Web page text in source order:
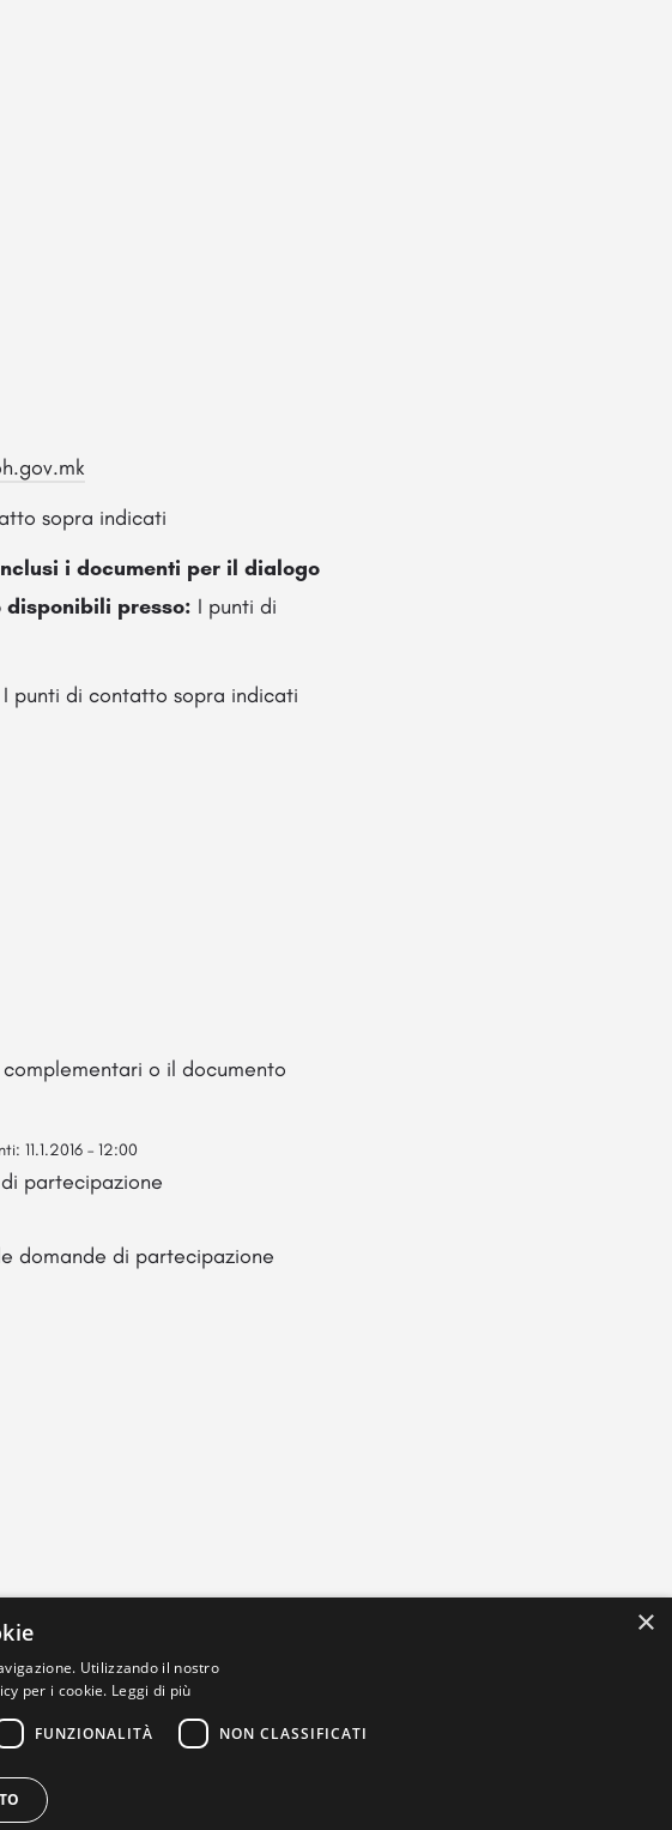
sopra indicati
i documenti per il dialogo
disponibili presso: I punti di
I punti di contatto sopra indicati
o il documento
11.1.2016 – 12:00
partecipazione
domande di partecipazione
×
Utilizzando il nostro
per i cookie. Leggi di più
FUNZIONALITÀ NON CLASSIFICATI